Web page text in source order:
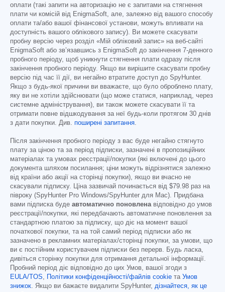
оплати (такі запити на авторизацію не є запитами на стягнення
плати чи комісій від EnigmaSoft, але, залежно від вашого способу
оплати та/або вашої фінансової установи, можуть впливати на
доступність вашого облікового запису). Ви можете скасувати
пробну версію через розділ «Мій обліковий запис» на веб-сайті
EnigmaSoft або зв’язавшись з EnigmaSoft до закінчення 7-денного
пробного періоду, щоб уникнути стягнення плати одразу після
закінчення пробного періоду. Якщо ви вирішите скасувати пробну
версію під час її дії, ви негайно втратите доступ до SpyHunter.
Якщо з будь-якої причини ви вважаєте, що було оброблено плату,
яку ви не хотіли здійснювати (що може статися, наприклад, через
системне адміністрування), ви також можете скасувати її та
отримати повне відшкодування за неї будь-коли протягом 30 днів
з дати покупки. Див. поширені запитання.
Після закінчення пробного періоду з вас буде негайно стягнуто
плату за ціною та за період підписки, зазначені в пропозиційних
матеріалах та умовах реєстрації/покупки (які включені до цього
документа шляхом посилання; ціни можуть відрізнятися залежно
від країни або акції на сторінці покупки), якщо ви вчасно не
скасували підписку. Ціна зазвичай починається від $79.98 раз на
півроку (SpyHunter Pro Windows/SpyHunter для Mac). Придбана
вами підписка буде автоматично поновленавідповідно до умов
реєстрації/покупки, які передбачають автоматичне поновлення за
стандартною платою за підписку, що діє на момент вашої
початкової покупки, та на той самий період підписки або як
зазначено в рекламних матеріалах/сторінці покупки, за умови, що
ви є постійним користувачем підписки без перерв. Будь ласка,
дивіться сторінку покупки для отримання детальної інформації.
Пробний період діє відповідно до цих Умов, вашої згоди з
EULA/TOS, Політики конфіденційності/файлів cookie та Умов
знижок. Якщо ви бажаєте видалити SpyHunter, дізнайтеся, як це